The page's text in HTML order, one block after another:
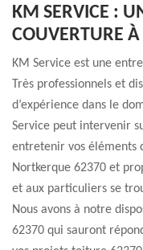
KM SERVICE :
COUVERTURE
KM Service est une
Très professionnels et
d’expérience dans le
Service peut intervenir
entretenir vos éléments
Nortkerque 62370 et
et aux particuliers se
Nous avons à notre
62370 qui sauront